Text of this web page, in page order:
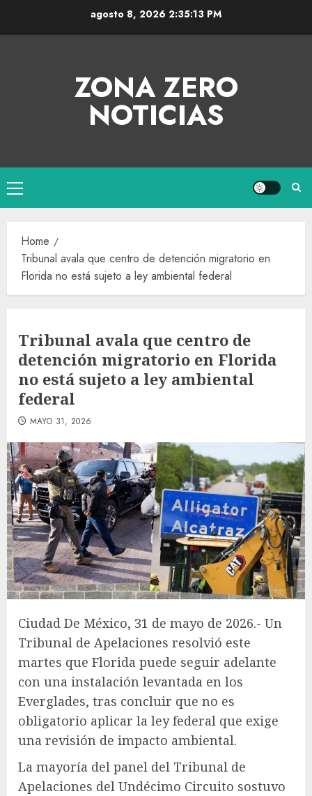
agosto 8, 2026 2:35:14 PM
ZONA ZERO
NOTICIAS
Home
Tribunal avala que centro de detención migratorio en
Florida no está sujeto a ley ambiental federal
Tribunal avala que centro de
detención migratorio en Florida
no está sujeto a ley ambiental
federal
MAYO 31, 2026
Ciudad De México, 31 de mayo de 2026.- Un
Tribunal de Apelaciones resolvió este
martes que Florida puede seguir adelante
con una instalación levantada en los
Everglades, tras concluir que no es
obligatorio aplicar la ley federal que exige
una revisión de impacto ambiental.
La mayoría del panel del Tribunal de
Apelaciones del Undécimo Circuito sostuvo